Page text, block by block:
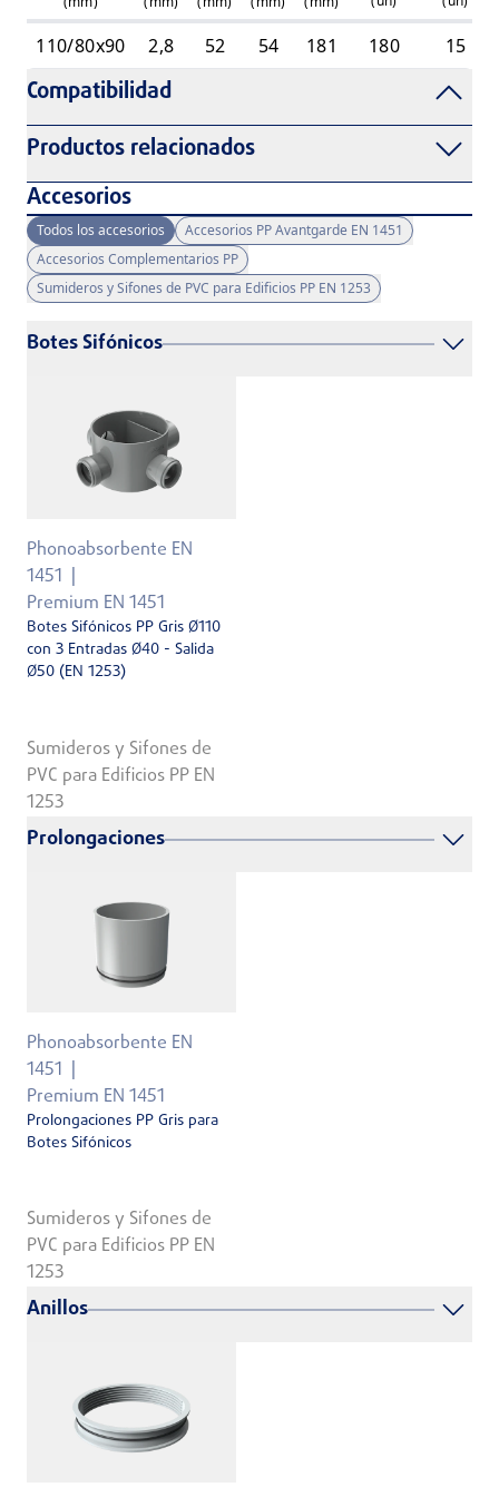
110/80x90 2,8 52 54 181 180 15
Compatibilidad
Productos relacionados
Accesorios
Todos los accesorios
Accesorios PP Avantgarde EN 1451
Accesorios Complementarios PP
Sumideros y Sifones de PVC para Edificios PP EN 1253
Botes Sifónicos
Phonoabsorbente EN
1451
Premium EN 1451
Botes Sifónicos PP Gris Ø110
con 3 Entradas Ø40 - Salida
Ø50 (EN 1253)
Sumideros y Sifones de
PVC para Edificios PP EN
1253
Prolongaciones
Phonoabsorbente EN
1451
Premium EN 1451
Prolongaciones PP Gris para
Botes Sifónicos
Sumideros y Sifones de
PVC para Edificios PP EN
1253
Anillos